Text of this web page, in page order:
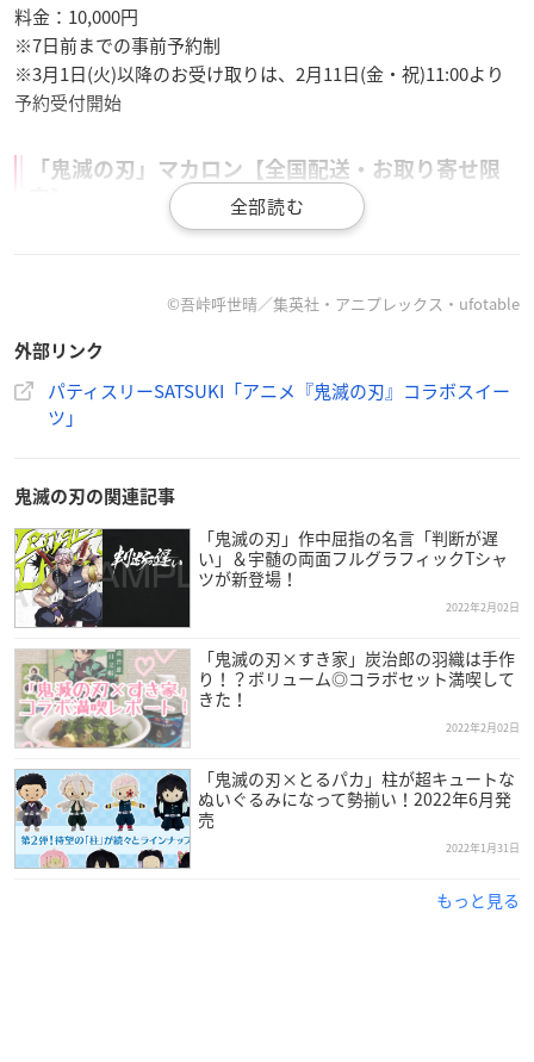
料金：10,000円
※7日前までの事前予約制
※3月1日(火)以降のお受け取りは、2月11日(金・祝)11:00より
予約受付開始
「鬼滅の刃」マカロン【全国配送・お取り寄せ限
※3月分は、2月18日(金)11:00より受付開始
【配送期間】
※お届け時期は前後する場合があります。配達日は指定できま
せん。
【店舗】
パティスリーSATSUKI(ザ・メイン ロビィ階)
©︎吾峠呼世晴／集英社・アニプレックス・ufotable
外部リンク
パティスリーSATSUKI「アニメ『鬼滅の刃』コラボスイー
ツ」
鬼滅の刃の関連記事
「鬼滅の刃」作中屈指の名言「判断が遅
い」＆宇髄の両面フルグラフィックTシャ
ツが新登場！
2022年2月02日
「鬼滅の刃×すき家」炭治郎の羽織は手作
り！？ボリューム◎コラボセット満喫して
きた！
2022年2月02日
「鬼滅の刃×とるパカ」柱が超キュートな
ぬいぐるみになって勢揃い！2022年6月発
売
2022年1月31日
もっと見る